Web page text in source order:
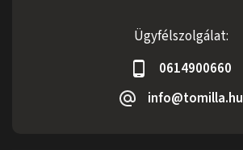
Ügyfélszolgálat:
0614900660
info@tomilla.hu